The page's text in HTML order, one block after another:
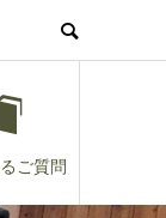
ご質問